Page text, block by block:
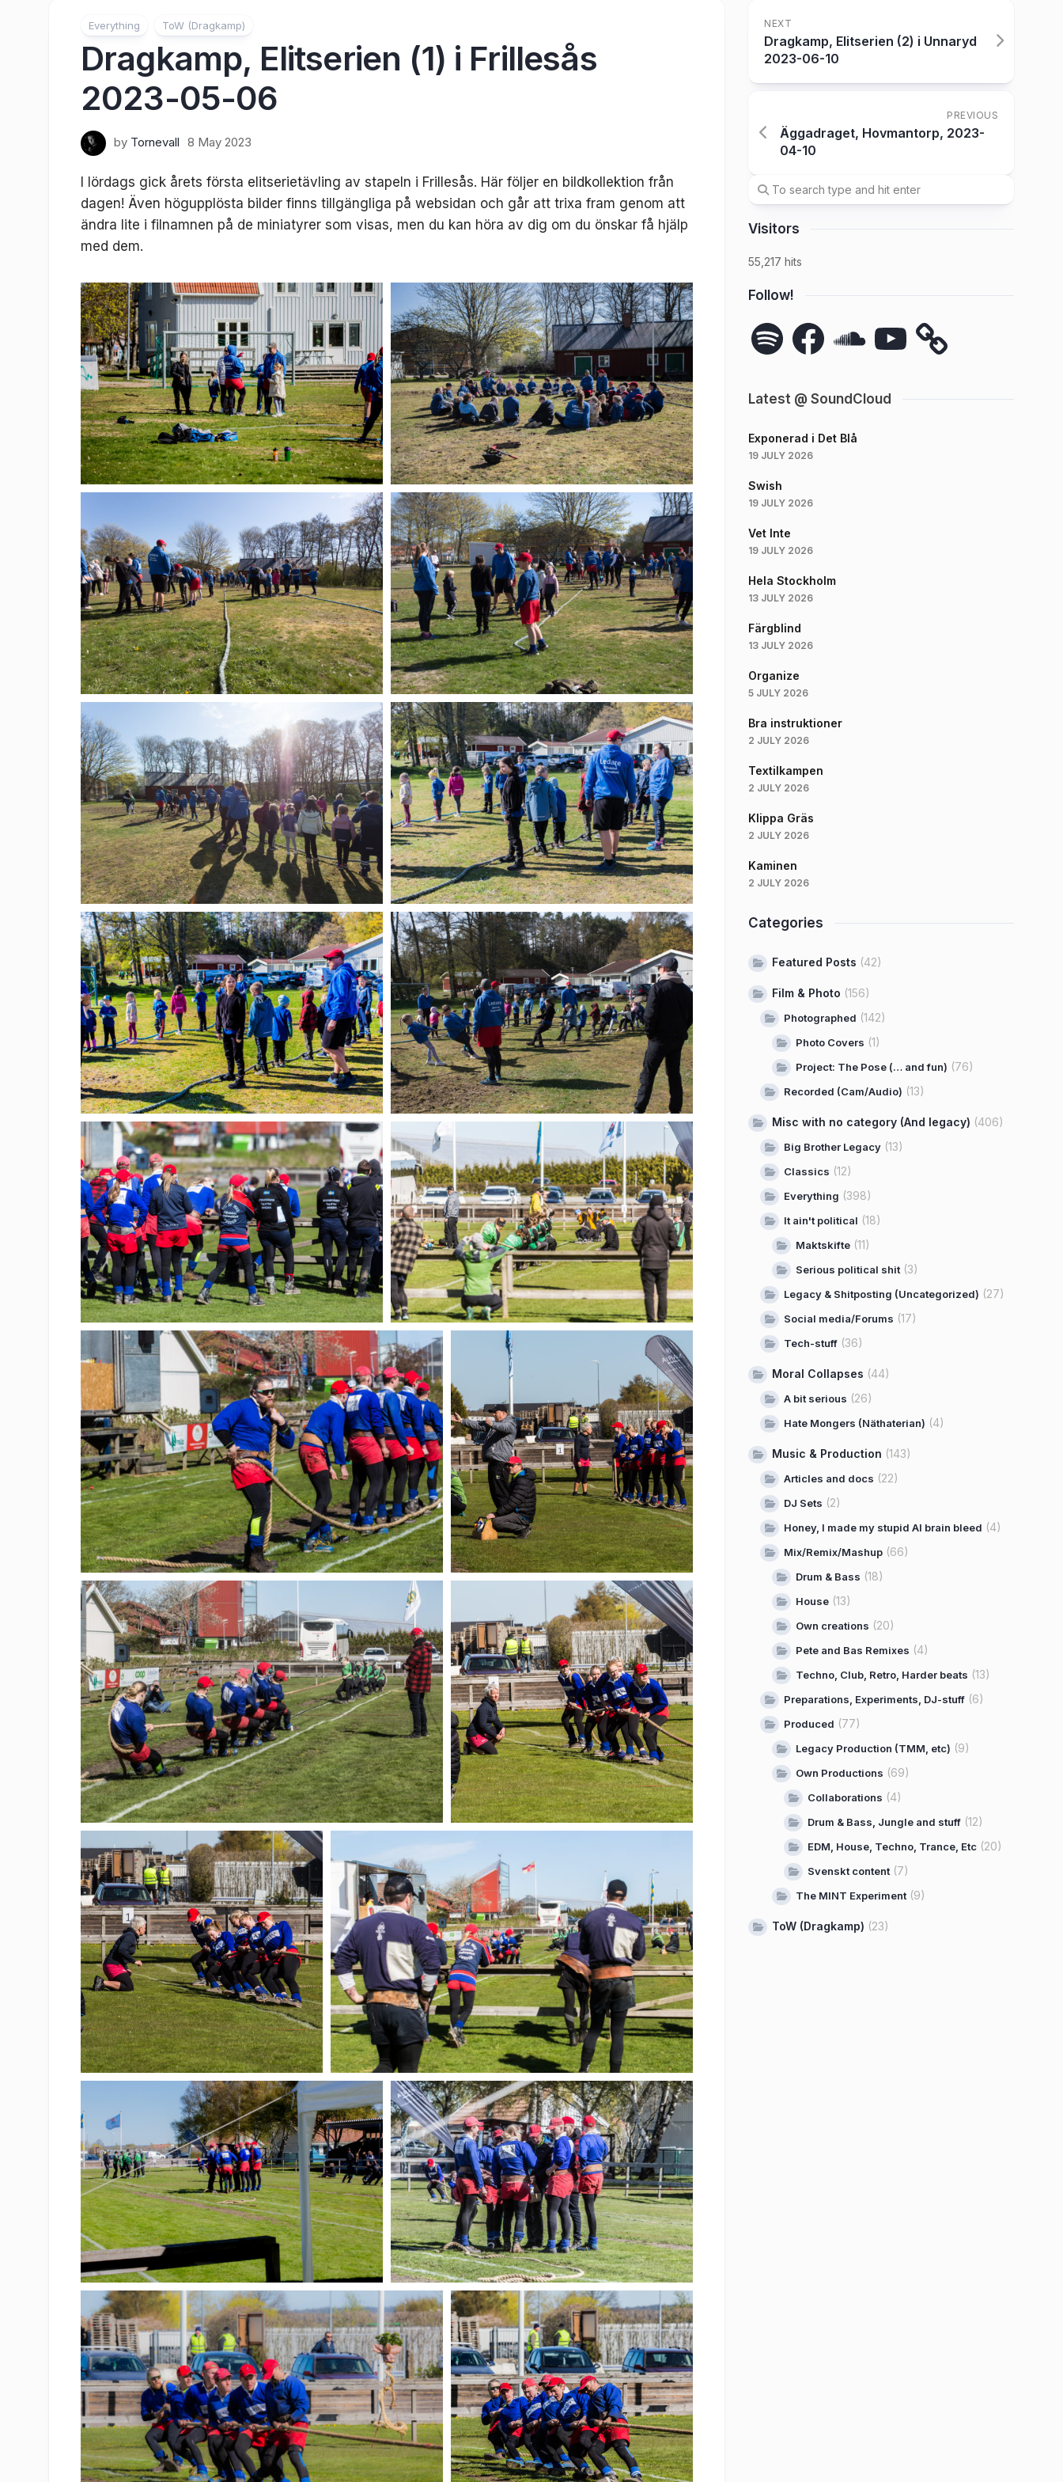
Everything ToW (Dragkamp)
Dragkamp, Elitserien (1) i Frillesås
2023-05-06
by Tornevall 8 May 2023
I lördags gick årets första elitserietävling av stapeln i Frillesås. Här följer en bildkollektion från
dagen! Även högupplösta bilder finns tillgängliga på websidan och går att trixa fram genom att
ändra lite i filnamnen på de miniatyrer som visas, men du kan höra av dig om du önskar få hjälp
med dem.
NEXT
Dragkamp, Elitserien (2) i Unnaryd
2023-06-10
PREVIOUS
Äggadraget, Hovmantorp, 2023-
04-10
Visitors
55,217 hits
Follow!
Spotify Facebook YouTube
Latest @ SoundCloud
Exponerad i Det Blå
19 JULY 2026
Swish
19 JULY 2026
Vet Inte
19 JULY 2026
Hela Stockholm
13 JULY 2026
Färgblind
13 JULY 2026
Organize
5 JULY 2026
Bra instruktioner
2 JULY 2026
Textilkampen
2 JULY 2026
Klippa Gräs
2 JULY 2026
Kaminen
2 JULY 2026
Categories
Featured Posts (42)
Film & Photo (156)
Photographed (142)
Photo Covers (1)
Project: The Pose (… and fun) (76)
Recorded (Cam/Audio) (13)
Misc with no category (And legacy) (406)
Big Brother Legacy (13)
Classics (12)
Everything (398)
It ain't political (18)
Maktskifte (11)
Serious political shit (3)
Legacy & Shitposting (Uncategorized) (27)
Social media/Forums (17)
Tech-stuff (36)
Moral Collapses (44)
A bit serious (26)
Hate Mongers (Näthaterian) (4)
Music & Production (143)
Articles and docs (22)
DJ Sets (2)
Honey, I made my stupid AI brain bleed (4)
Mix/Remix/Mashup (66)
Drum & Bass (18)
House (13)
Own creations (20)
Pete and Bas Remixes (4)
Techno, Club, Retro, Harder beats (13)
Preparations, Experiments, DJ-stuff (6)
Produced (77)
Legacy Production (TMM, etc) (9)
Own Productions (69)
Collaborations (4)
Drum & Bass, Jungle and stuff (12)
EDM, House, Techno, Trance, Etc (20)
Svenskt content (7)
The MINT Experiment (9)
ToW (Dragkamp) (23)